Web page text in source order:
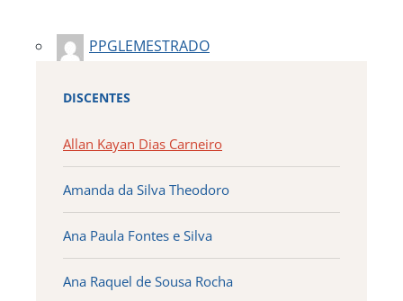
PPGLEMESTRADO
DISCENTES
Allan Kayan Dias Carneiro
Amanda da Silva Theodoro
Ana Paula Fontes e Silva
Ana Raquel de Sousa Rocha